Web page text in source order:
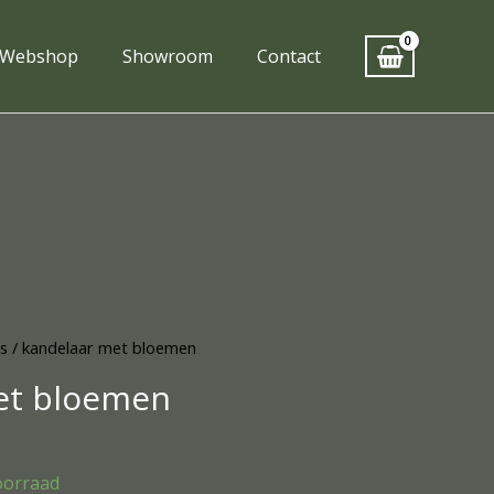
Webshop Showroom Contact
/ kandelaar met bloemen
bloemen